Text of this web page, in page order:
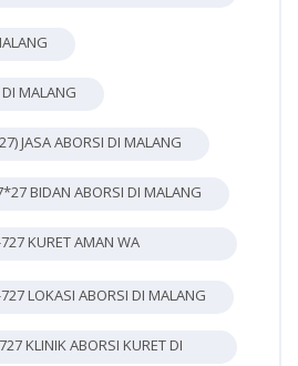
MALANG
JASA ABORSI DI MALANG
BIDAN ABORSI DI MALANG
KURET AMAN WA
LOKASI ABORSI DI MALANG
KLINIK ABORSI KURET DI